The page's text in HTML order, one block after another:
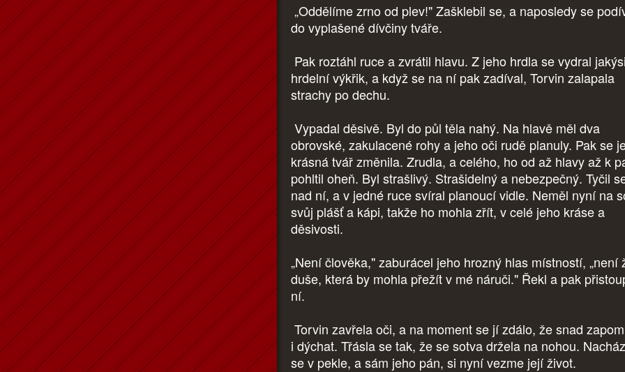
„Oddělíme zrno od plev!" Zašklebil se, a naposledy se
do vyplašené dívčiny tváře.
Pak roztáhl ruce a zvrátil hlavu. Z jeho hrdla se vydral jakýsi
hrdelní výkřik, a když se na ní pak zadíval, Torvin zalapala
strachy po dechu.
Vypadal děsivě. Byl do půl těla nahý. Na hlavě měl dva
obrovské, zakulacené rohy a jeho oči rudě planuly. Pak se
krásná tvář změnila. Zrudla, a celého, ho od až hlavy až k
pohltil oheň. Byl strašlivý. Strašidelný a nebezpečný. Tyčil
nad ní, a v jedné ruce svíral planoucí vidle. Neměl nyní na
svůj plášť a kápi, takže ho mohla zřít, v celé jeho kráse a
děsivosti.
„Není člověka," zaburácel jeho hrozný hlas místností, „není
duše, která by mohla přežít v mé náruči." Řekl a pak
ní.
Torvin zavřela oči, a na moment se jí zdálo, že snad
i dýchat. Třásla se tak, že se sotva držela na nohou.
se v pekle, a sám jeho pán, si nyní vezme její život.